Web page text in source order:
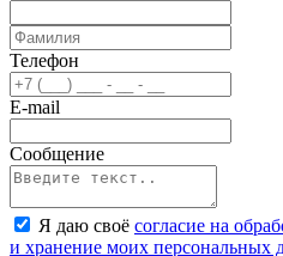
Телефон
E-mail
Сообщение
Я даю своё согласие на
и хранение моих персональных